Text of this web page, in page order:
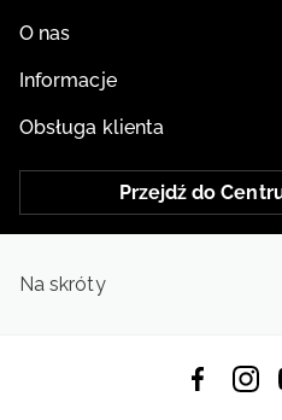
O nas
Informacje
Obsługa klienta
Przejdź do
Na skróty